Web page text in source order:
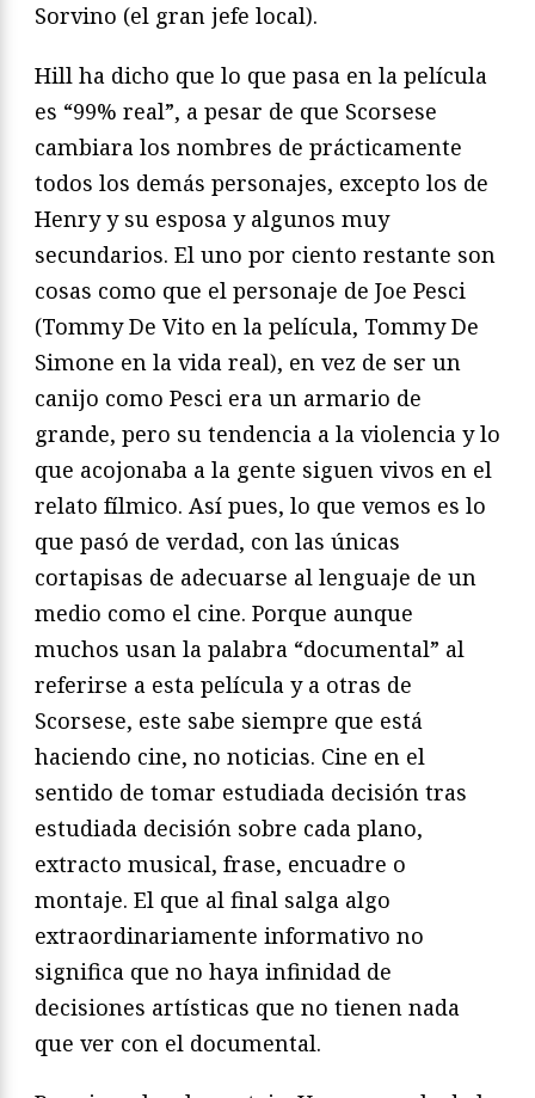
Sorvino (el gran jefe local).
Hill ha dicho que lo que pasa en la película
es “99% real”, a pesar de que Scorsese
cambiara los nombres de prácticamente
todos los demás personajes, excepto los de
Henry y su esposa y algunos muy
secundarios. El uno por ciento restante son
cosas como que el personaje de Joe Pesci
(Tommy De Vito en la película, Tommy De
Simone en la vida real), en vez de ser un
canijo como Pesci era un armario de
grande, pero su tendencia a la violencia y lo
que acojonaba a la gente siguen vivos en el
relato fílmico. Así pues, lo que vemos es lo
que pasó de verdad, con las únicas
cortapisas de adecuarse al lenguaje de un
medio como el cine. Porque aunque
muchos usan la palabra “documental” al
referirse a esta película y a otras de
Scorsese, este sabe siempre que está
haciendo cine, no noticias. Cine en el
sentido de tomar estudiada decisión tras
estudiada decisión sobre cada plano,
extracto musical, frase, encuadre o
montaje. El que al final salga algo
extraordinariamente informativo no
significa que no haya infinidad de
decisiones artísticas que no tienen nada
que ver con el documental.